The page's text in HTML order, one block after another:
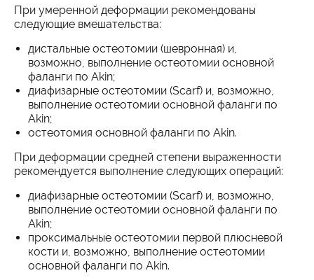
При умеренной деформации рекомендованы
следующие вмешательства:
дистальные остеотомии (шевронная) и,
возможно, выполнение остеотомии основной
фаланги по Akin;
диафизарные ocтеoтoмии (Scarf) и, возможно,
выполнение остеотомии основной фаланги по
Akin;
остеотомия основной фаланги по Akin.
При деформации средней степени выраженности
рекомендуется выполнение следующих операций:
диафизарные ocтеoтoмии (Scarf) и, возможно,
выполнение остеотомии основной фаланги по
Akin;
проксимальные остеотомии первой плюсневой
кости и, возможно, выполнение остеотомии
основной фаланги по Akin.